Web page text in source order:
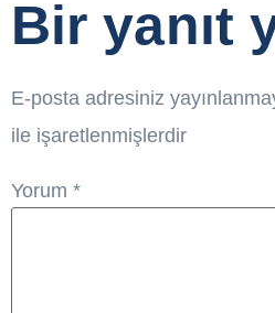
Bir yanıt
E-posta adresiniz
ile işaretlenmişlerdir
Yorum *